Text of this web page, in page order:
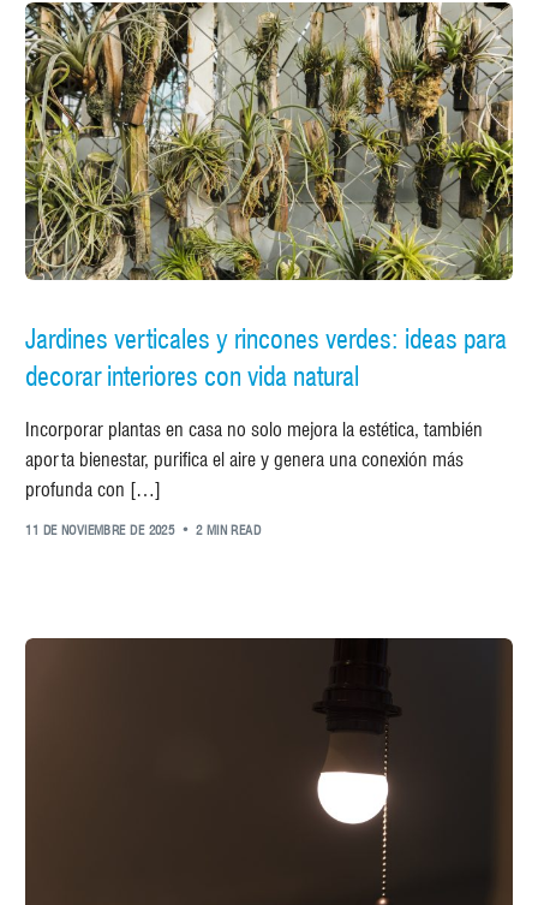
Jardines verticales y rincones verdes: ideas para
decorar interiores con vida natural
Incorporar plantas en casa no solo mejora la estética, también
aporta bienestar, purifica el aire y genera una conexión más
profunda con […]
11 DE NOVIEMBRE DE 2025 2 MIN READ